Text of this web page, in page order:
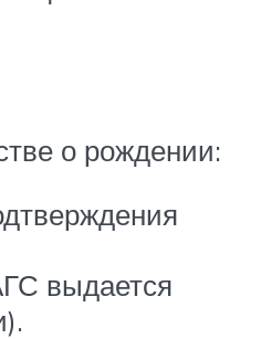
о рождении:
выдается